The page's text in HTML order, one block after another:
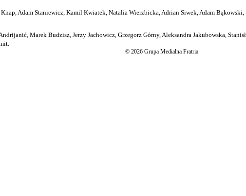
Adam Staniewicz, Kamil Kwiatek, Natalia Wierzbicka, Adrian Siwek, Adam Bąkowski,
Marek Budzisz, Jerzy Jachowicz, Grzegorz Górny, Aleksandra Jakubowska,
© 2026 Grupa Medialna Fratria